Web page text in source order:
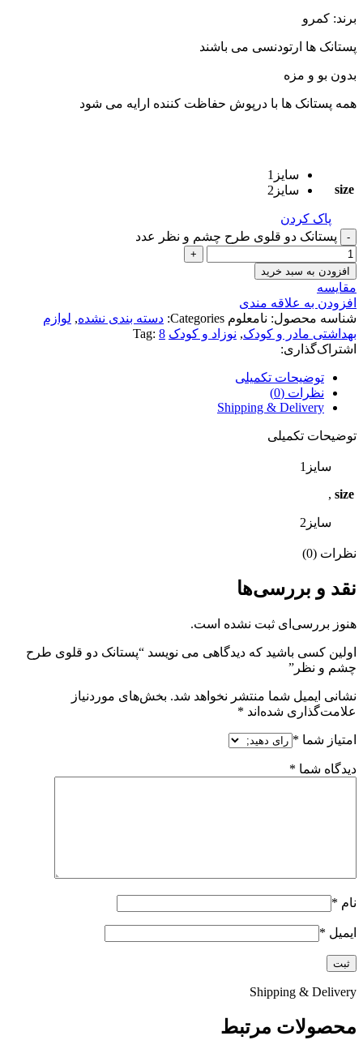
برند: کمرو
پستانک ها ارتودنسی می باشند
بدون بو و مزه
همه پستانک ها با درپوش حفاظت کننده ارایه می شود
size
سایز1
سایز2
پاک کردن
پستانک دو قلوی طرح چشم و نظر عدد
افزودن به سبد خرید
مقايسه
افزودن به علاقه مندی
شناسه محصول: نامعلوم Categories: دسته بندی نشده, لوازم
بهداشتی مادر و کودک, نوزاد و کودک Tag: 8
اشتراک‌گذاری:
توضیحات تکمیلی
نظرات (0)
Shipping & Delivery
توضیحات تکمیلی
size
سایز1
,
سایز2
نظرات (0)
نقد و بررسی‌ها
هنوز بررسی‌ای ثبت نشده است.
اولین کسی باشید که دیدگاهی می نویسد “پستانک دو قلوی طرح
چشم و نظر”
نشانی ایمیل شما منتشر نخواهد شد. بخش‌های موردنیاز
علامت‌گذاری شده‌اند *
امتیاز شما *
دیدگاه شما *
نام *
ایمیل *
Shipping & Delivery
محصولات مرتبط